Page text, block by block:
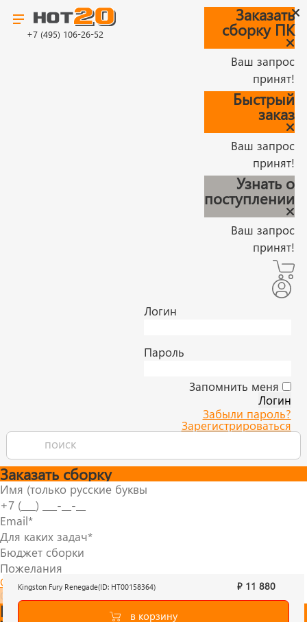
+7 (495) 106-26-52
Заказать
сборку ПК
Ваш запрос
принят!
Быстрый
заказ
Ваш запрос
принят!
Узнать о
поступлении
Ваш запрос
принят!
Логин
Пароль
Запомнить меня
Забыли пароль?
Зарегистрироваться
Заказать сборку
Согласие на обработку персональных данных
Отправить
Быстрый заказ
Kingston Fury Renegade(ID: HT00158364) ₽ 11 880